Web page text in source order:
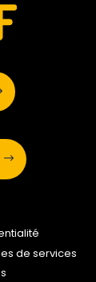
de services